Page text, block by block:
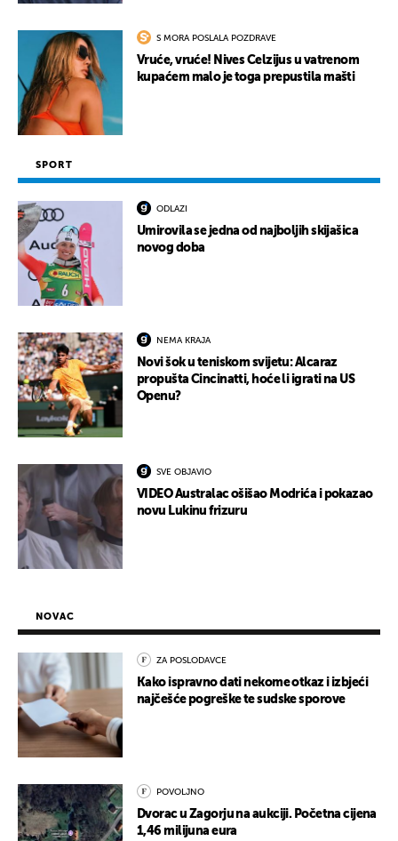
S MORA POSLALA POZDRAVE
Vruće, vruće! Nives Celzijus u vatrenom
kupaćem malo je toga prepustila mašti
SPORT
ODLAZI
Umirovila se jedna od najboljih skijašica
novog doba
NEMA KRAJA
Novi šok u teniskom svijetu: Alcaraz
propušta Cincinatti, hoće li igrati na US
Openu?
SVE OBJAVIO
VIDEO Australac ošišao Modrića i pokazao
novu Lukinu frizuru
NOVAC
ZA POSLODAVCE
Kako ispravno dati nekome otkaz i izbjeći
najčešće pogreške te sudske sporove
POVOLJNO
Dvorac u Zagorju na aukciji. Početna cijena
1,46 milijuna eura